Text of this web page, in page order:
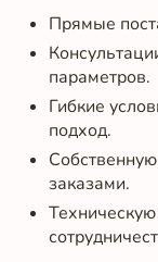
Прямые
параметров.
Гибкие
подход.
заказами.